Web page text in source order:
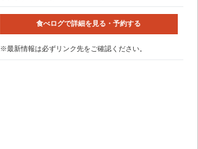
食べログで詳細を見る・予約する
※最新情報は必ずリンク先をご確認ください。